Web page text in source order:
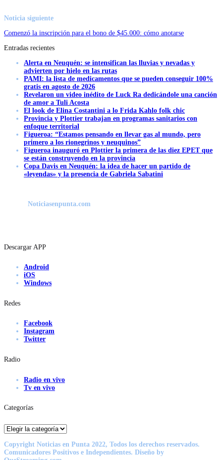
Noticia siguiente
Comenzó la inscripción para el bono de $45.000: cómo anotarse
Entradas recientes
Alerta en Neuquén: se intensifican las lluvias y nevadas y
advierten por hielo en las rutas
PAMI: la lista de medicamentos que se pueden conseguir 100%
gratis en agosto de 2026
Revelaron un video inédito de Luck Ra dedicándole una canción
de amor a Tuli Acosta
El look de Elina Costantini a lo Frida Kahlo folk chic
Provincia y Plottier trabajan en programas sanitarios con
enfoque territorial
Figueroa: “Estamos pensando en llevar gas al mundo, pero
primero a los rionegrinos y neuquinos”
Figueroa inauguró en Plottier la primera de las diez EPET que
se están construyendo en la provincia
Copa Davis en Neuquén: la idea de hacer un partido de
«leyendas» y la presencia de Gabriela Sabatini
Noticiasenpunta.com
Descargar APP
Android
iOS
Windows
Redes
Facebook
Instagram
Twitter
Radio
Radio en vivo
Tv en vivo
Categorías
Categorías
Copyright Noticias en Punta 2022, Todos los derechos reservados.
Comunicadores Positivos e Independientes. Diseño by